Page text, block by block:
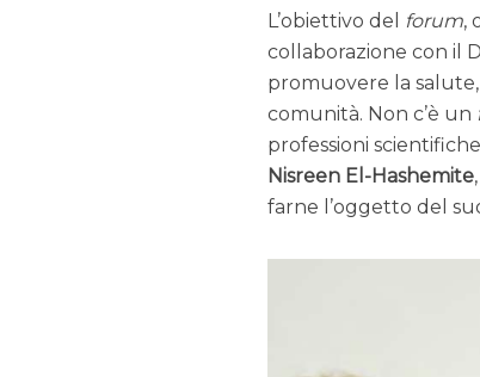
L’obiettivo del forum,
collaborazione con il
promuovere la
comunità. Non c’è un
professioni
Nisreen El-Hashemite
farne l’oggetto del